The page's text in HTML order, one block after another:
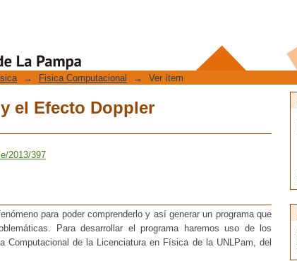
el Efecto Doppler
→ Fisica Computacional → Ver ítem
el Efecto Doppler
2013/397
para poder comprenderlo y así generar un programa que
Para desarrollar el programa haremos uso de los
Computacional de la Licenciatura en Física de la UNLPam, del